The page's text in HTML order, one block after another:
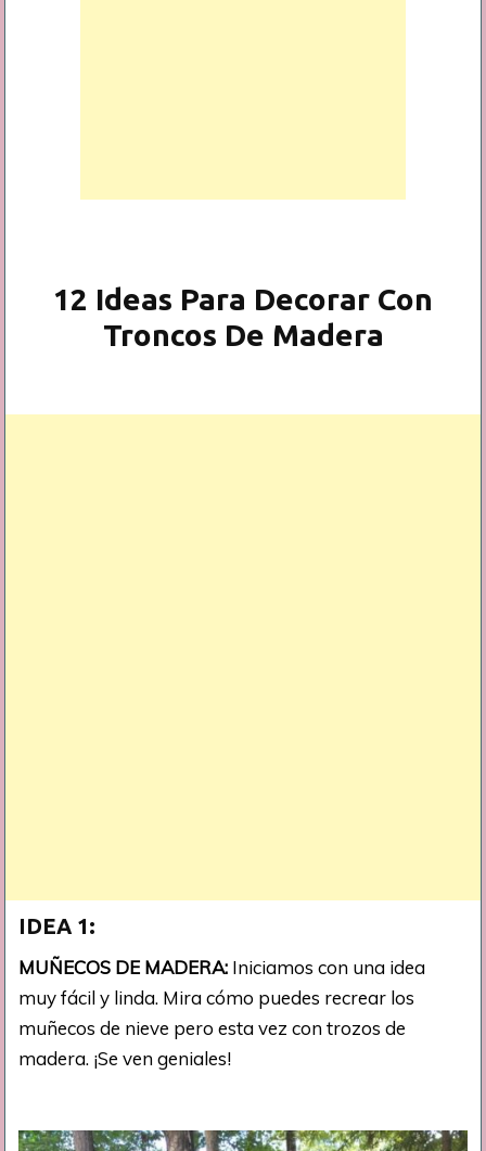
12 Ideas Para Decorar Con
Troncos De Madera
IDEA 1:
MUÑECOS DE MADERA: Iniciamos con una idea
muy fácil y linda. Mira cómo puedes recrear los
muñecos de nieve pero esta vez con trozos de
madera. ¡Se ven geniales!